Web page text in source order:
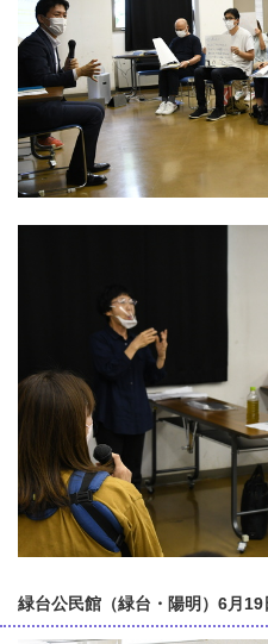
緑台公民館（緑台・陽明）6月